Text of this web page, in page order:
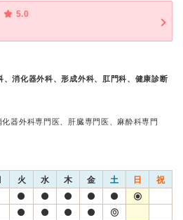
5.0
、消化器外科、形成外科、肛門科、健康診断
器外科専門医、肝臓専門医、麻酔科専門
火 水 木 金 土 日 祝